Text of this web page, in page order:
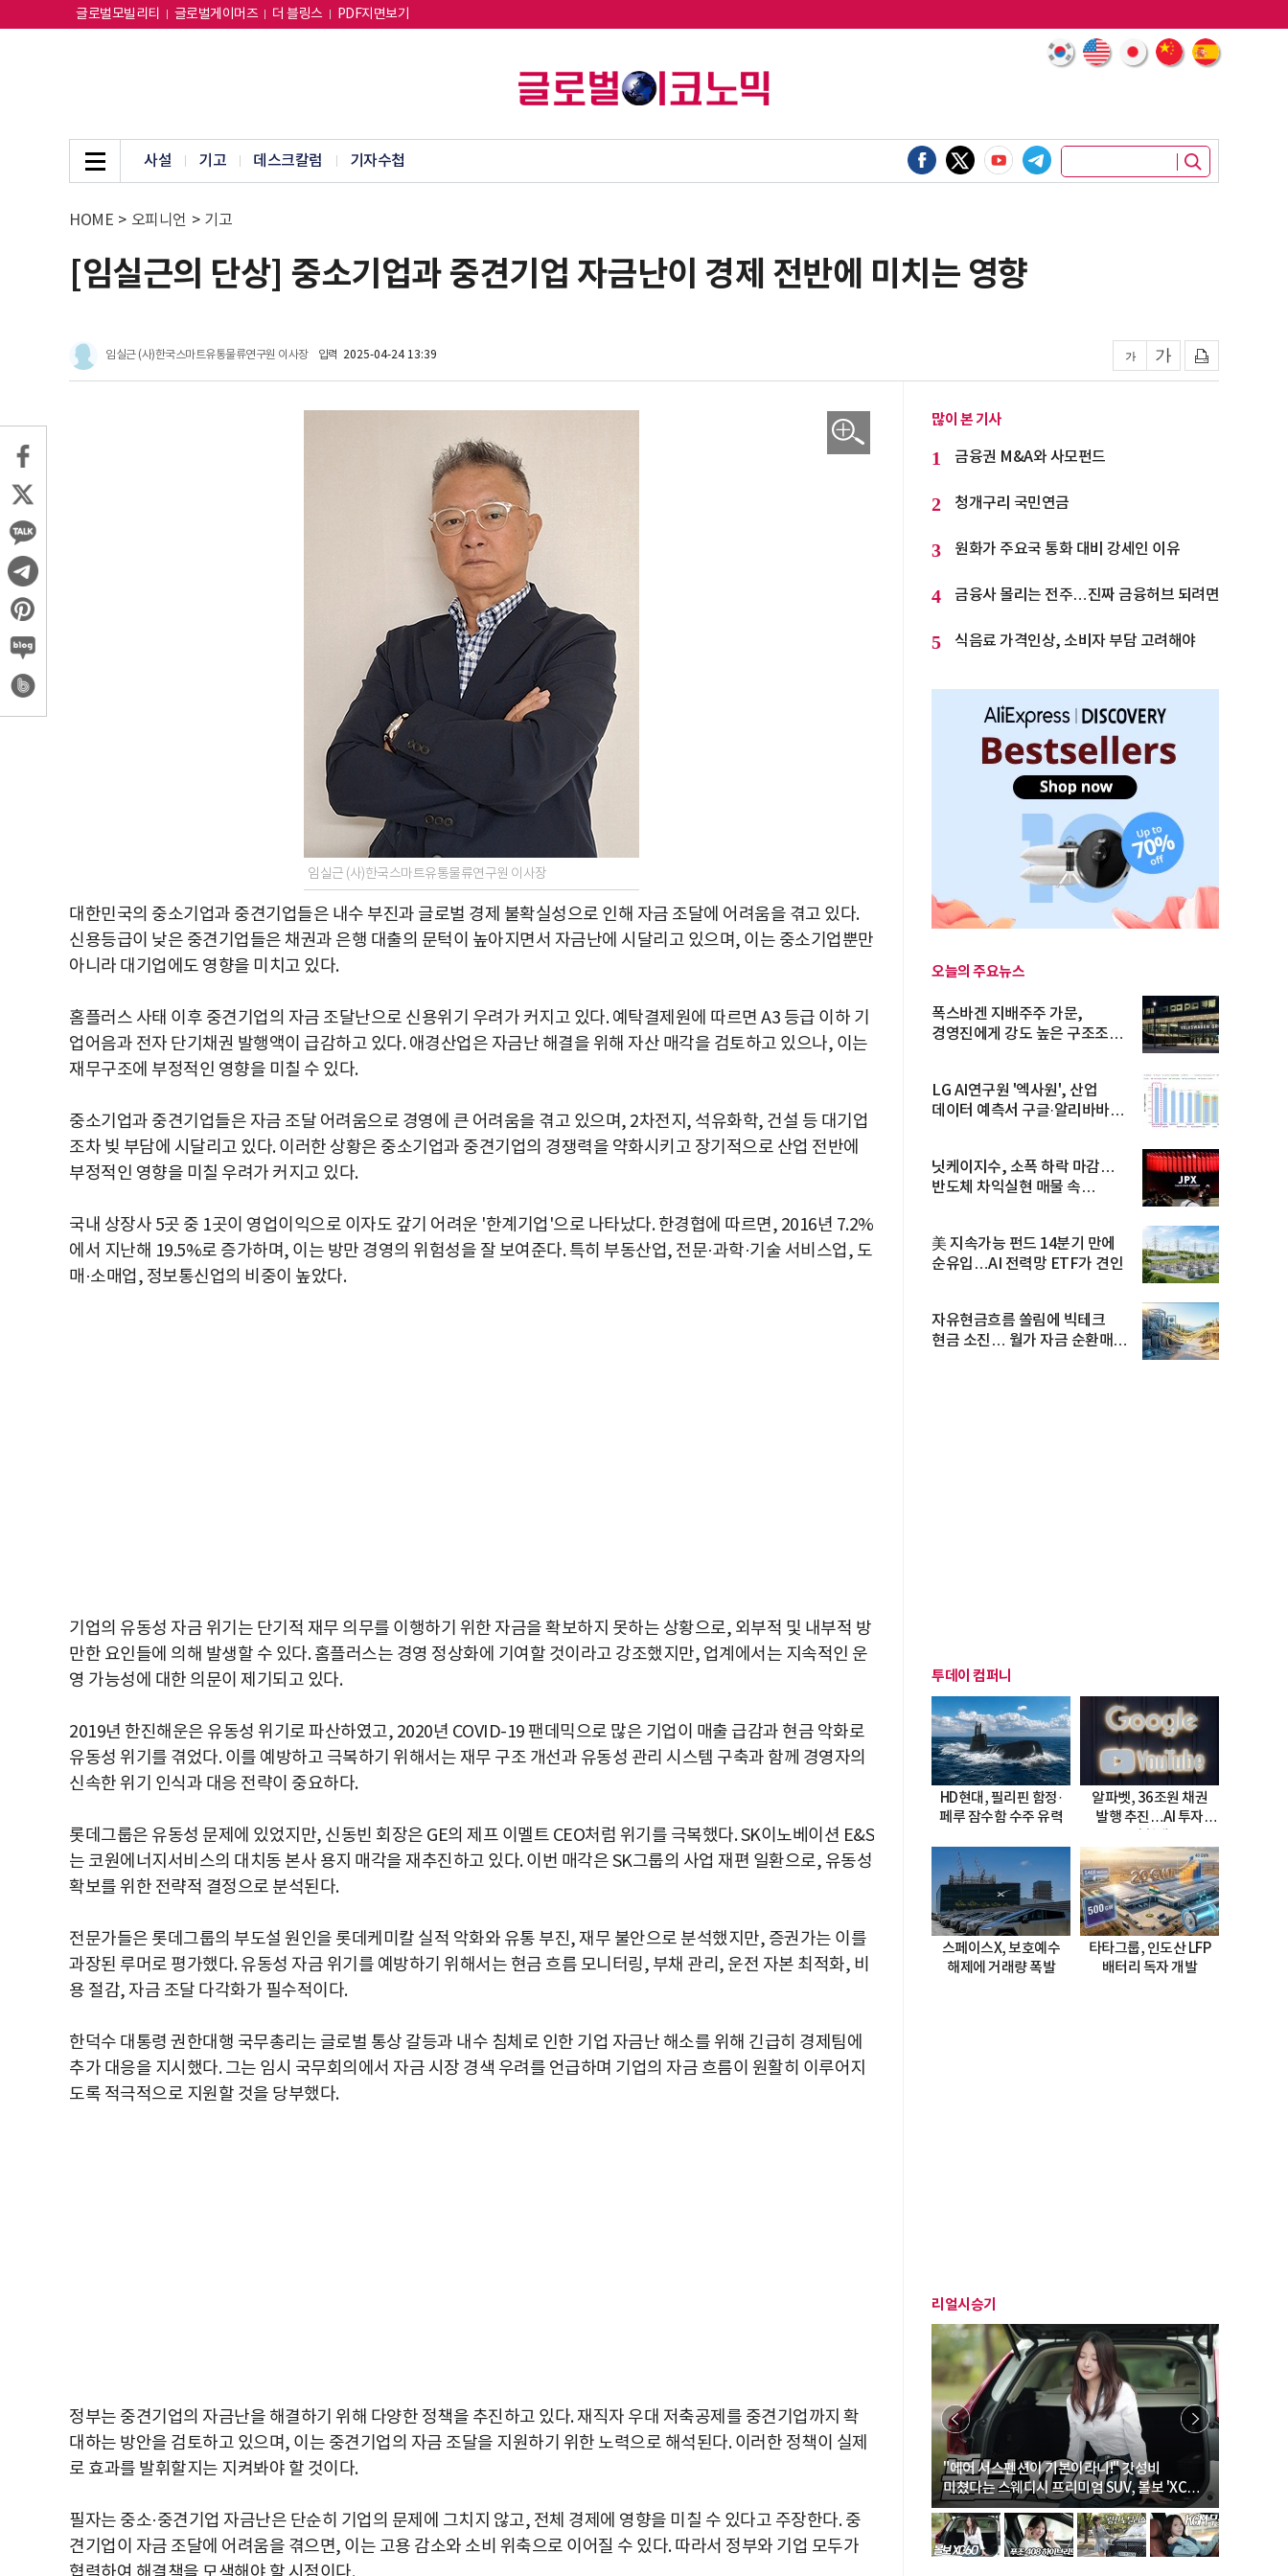
글로벌모빌리티 글로벌게이머즈 더 블링스 PDF지면보기
사설 기고 데스크칼럼 기자수첩
HOME > 오피니언 > 기고
[임실근의 단상] 중소기업과 중견기업 자금난이 경제 전반에 미치는 영향
임실근 (사)한국스마트유통물류연구원 이사장 입력 2025-04-24 13:39
임실근 (사)한국스마트유통물류연구원 이사장
대한민국의 중소기업과 중견기업들은 내수 부진과 글로벌 경제 불확실성으로 인해 자금 조달에 어려움을 겪고 있다.
신용등급이 낮은 중견기업들은 채권과 은행 대출의 문턱이 높아지면서 자금난에 시달리고 있으며, 이는 중소기업뿐만
아니라 대기업에도 영향을 미치고 있다.
홈플러스 사태 이후 중견기업의 자금 조달난으로 신용위기 우려가 커지고 있다. 예탁결제원에 따르면 A3 등급 이하 기
업어음과 전자 단기채권 발행액이 급감하고 있다. 애경산업은 자금난 해결을 위해 자산 매각을 검토하고 있으나, 이는
재무구조에 부정적인 영향을 미칠 수 있다.
중소기업과 중견기업들은 자금 조달 어려움으로 경영에 큰 어려움을 겪고 있으며, 2차전지, 석유화학, 건설 등 대기업
조차 빚 부담에 시달리고 있다. 이러한 상황은 중소기업과 중견기업의 경쟁력을 약화시키고 장기적으로 산업 전반에
부정적인 영향을 미칠 우려가 커지고 있다.
국내 상장사 5곳 중 1곳이 영업이익으로 이자도 갚기 어려운 '한계기업'으로 나타났다. 한경협에 따르면, 2016년 7.2%
에서 지난해 19.5%로 증가하며, 이는 방만 경영의 위험성을 잘 보여준다. 특히 부동산업, 전문·과학·기술 서비스업, 도
매·소매업, 정보통신업의 비중이 높았다.
기업의 유동성 자금 위기는 단기적 재무 의무를 이행하기 위한 자금을 확보하지 못하는 상황으로, 외부적 및 내부적 방
만한 요인들에 의해 발생할 수 있다. 홈플러스는 경영 정상화에 기여할 것이라고 강조했지만, 업계에서는 지속적인 운
영 가능성에 대한 의문이 제기되고 있다.
2019년 한진해운은 유동성 위기로 파산하였고, 2020년 COVID-19 팬데믹으로 많은 기업이 매출 급감과 현금 악화로
유동성 위기를 겪었다. 이를 예방하고 극복하기 위해서는 재무 구조 개선과 유동성 관리 시스템 구축과 함께 경영자의
신속한 위기 인식과 대응 전략이 중요하다.
롯데그룹은 유동성 문제에 있었지만, 신동빈 회장은 GE의 제프 이멜트 CEO처럼 위기를 극복했다. SK이노베이션 E&S
는 코원에너지서비스의 대치동 본사 용지 매각을 재추진하고 있다. 이번 매각은 SK그룹의 사업 재편 일환으로, 유동성
확보를 위한 전략적 결정으로 분석된다.
전문가들은 롯데그룹의 부도설 원인을 롯데케미칼 실적 악화와 유통 부진, 재무 불안으로 분석했지만, 증권가는 이를
과장된 루머로 평가했다. 유동성 자금 위기를 예방하기 위해서는 현금 흐름 모니터링, 부채 관리, 운전 자본 최적화, 비
용 절감, 자금 조달 다각화가 필수적이다.
한덕수 대통령 권한대행 국무총리는 글로벌 통상 갈등과 내수 침체로 인한 기업 자금난 해소를 위해 긴급히 경제팀에
추가 대응을 지시했다. 그는 임시 국무회의에서 자금 시장 경색 우려를 언급하며 기업의 자금 흐름이 원활히 이루어지
도록 적극적으로 지원할 것을 당부했다.
정부는 중견기업의 자금난을 해결하기 위해 다양한 정책을 추진하고 있다. 재직자 우대 저축공제를 중견기업까지 확
대하는 방안을 검토하고 있으며, 이는 중견기업의 자금 조달을 지원하기 위한 노력으로 해석된다. 이러한 정책이 실제
로 효과를 발휘할지는 지켜봐야 할 것이다.
필자는 중소·중견기업 자금난은 단순히 기업의 문제에 그치지 않고, 전체 경제에 영향을 미칠 수 있다고 주장한다. 중
견기업이 자금 조달에 어려움을 겪으면, 이는 고용 감소와 소비 위축으로 이어질 수 있다. 따라서 정부와 기업 모두가
많이 본 기사
1 금융권 M&A와 사모펀드
2 청개구리 국민연금
3 원화가 주요국 통화 대비 강세인 이유
4 금융사 몰리는 전주…진짜 금융허브 되려면
5 식음료 가격인상, 소비자 부담 고려해야
오늘의 주요뉴스
폭스바겐 지배주주 가문,
경영진에게 강도 높은 구조조정
LG AI연구원 '엑사원', 산업
데이터 예측서 구글·알리바바
닛케이지수, 소폭 하락 마감…
반도체 차익실현 매물 속
美 지속가능 펀드 14분기 만에
순유입…AI 전력망 ETF가 견인
자유현금흐름 쏠림에 빅테크
현금 소진… 월가 자금 순환매
투데이 컴퍼니
HD현대, 필리핀 함정·
페루 잠수함 수주 유력
알파벳, 36조원 채권
발행 추진…AI 투자
스페이스X, 보호예수
해제에 거래량 폭발
타타그룹, 인도산 LFP
배터리 독자 개발
리얼시승기
"에어 서스펜션이 기본이라니!" 갓성비
미쳤다는 스웨디시 프리미엄 SUV, 볼보 'XC60
B5 울트라'